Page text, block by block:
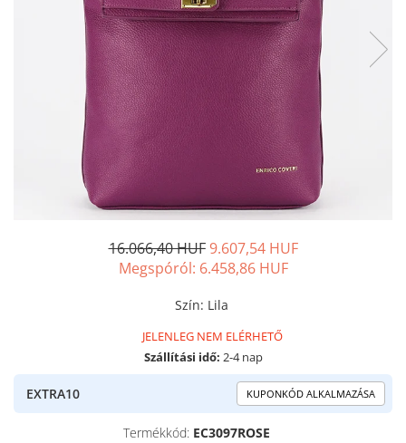
16.066,40 HUF 9.607,54 HUF
Megspóról: 6.458,86 HUF
Szín: Lila
JELENLEG NEM ELÉRHETŐ
Szállítási idő: 2-4 nap
EXTRA10 KUPONKÓD ALKALMAZÁSA
Termékkód: EC3097ROSE